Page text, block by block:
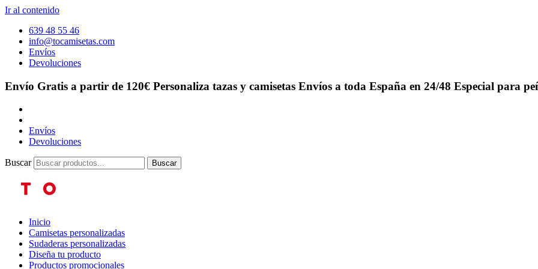
Ir al contenido
639 48 55 46
info@tocamisetas.com
Envíos
Devoluciones
Envío Gratis a partir de 120€ Personaliza tazas y camisetas Envíos a toda España en 24/48 Especial para
Envíos
Devoluciones
Buscar Buscar
Inicio
Camisetas personalizadas
Sudaderas personalizadas
Diseña tu producto
Productos promocionales